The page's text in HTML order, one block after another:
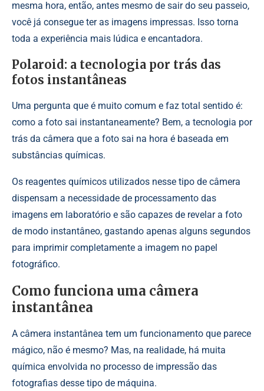
mesma hora, então, antes mesmo de sair do seu passeio,
você já consegue ter as imagens impressas. Isso torna
toda a experiência mais lúdica e encantadora.
Polaroid: a tecnologia por trás das
fotos instantâneas
Uma pergunta que é muito comum e faz total sentido é:
como a foto sai instantaneamente? Bem, a tecnologia por
trás da câmera que a foto sai na hora é baseada em
substâncias químicas.
Os reagentes químicos utilizados nesse tipo de câmera
dispensam a necessidade de processamento das
imagens em laboratório e são capazes de revelar a foto
de modo instantâneo, gastando apenas alguns segundos
para imprimir completamente a imagem no papel
fotográfico.
Como funciona uma câmera
instantânea
A câmera instantânea tem um funcionamento que parece
mágico, não é mesmo? Mas, na realidade, há muita
química envolvida no processo de impressão das
fotografias desse tipo de máquina.